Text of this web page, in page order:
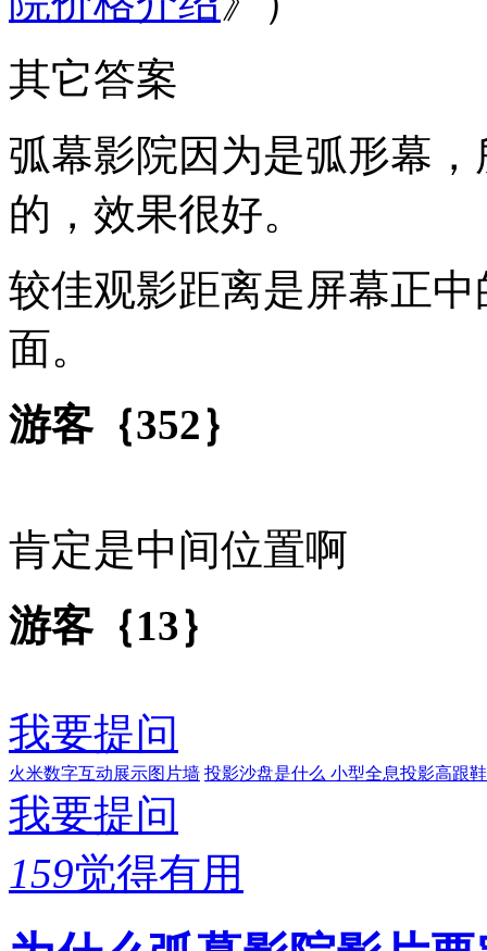
其它答案
弧幕影院因为是弧形幕
的，效果很好。
较佳观影距离是屏幕正
面。
游客｛352｝
肯定是中间位置啊
游客｛13｝
我要提问
火米数字互动展示图片墙 投影沙盘是什么 小型全息投影高跟
我要提问
159觉得有用